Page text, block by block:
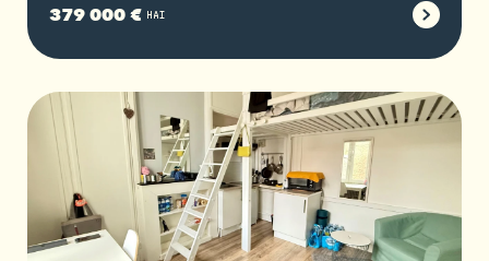
379 000 € HAI